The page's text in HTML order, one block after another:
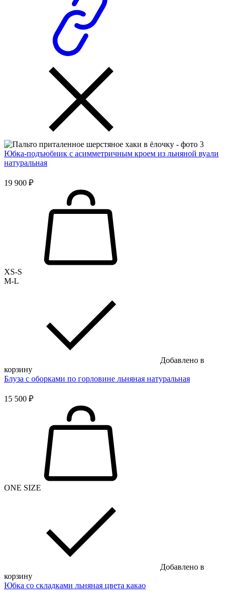
Юбка-подъюбник с асимметричным кроем из льняной вуали
натуральная
19 900 ₽
XS-S
M-L
Добавлено в
корзину
Блуза с оборками по горловине льняная натуральная
15 500 ₽
ONE SIZE
Добавлено в
корзину
Юбка со складками льняная цвета какао